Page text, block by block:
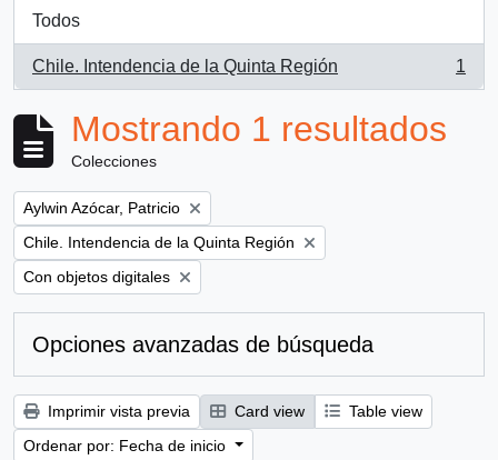
Todos
Chile. Intendencia de la Quinta Región
, 1 resultados
1
Mostrando 1 resultados
Colecciones
Remove filter:
Aylwin Azócar, Patricio
Remove filter:
Chile. Intendencia de la Quinta Región
Remove filter:
Con objetos digitales
Opciones avanzadas de búsqueda
Imprimir vista previa Card view
Table view
Ordenar por: Fecha de inicio